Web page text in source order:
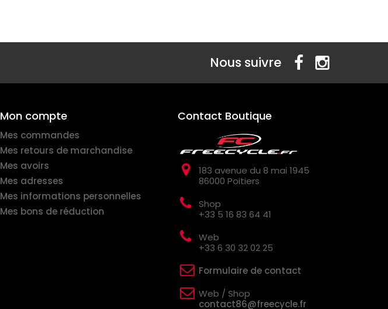
Nous suivre
Mon compte
Mes commandes
Mes retours de marchandise
Mes avoirs
Mes adresses
Mes informations personnelles
Mes bons de réduction
Contact Boutique
183 avenue du 8 mai 1945
86000 Poitiers
Shop
+33 5 16 83 64 41
Web
+33 6 30 32 02 25
Formulaire de contact
Web / Shop
contact86@freecycle.fr